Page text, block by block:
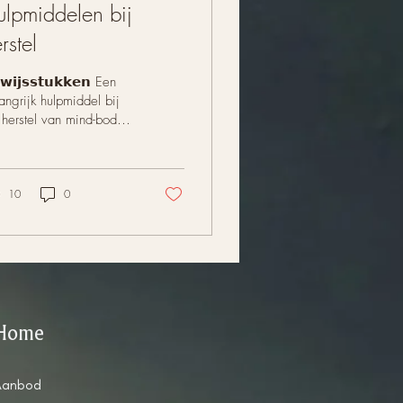
bij
Een
hulpmiddel bij
van mind-body
10 0